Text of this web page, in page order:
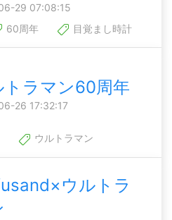
29 07:08:15
60周年 目覚まし時計
トラマン60周年
26 17:32:17
ウルトラマン
ウルトラ